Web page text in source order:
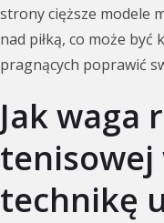
strony cięższe modele
nad piłką, co może
pragnących poprawić
Jak waga
tenisowej
technikę